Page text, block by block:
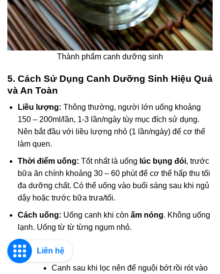
Thành phẩm canh dưỡng sinh
5. Cách Sử Dụng Canh Dưỡng Sinh Hiệu Quả
và An Toàn
Liều lượng: Thông thường, người lớn uống khoảng
150 – 200ml/lần, 1-3 lần/ngày tùy mục đích sử dụng.
Nên bắt đầu với liều lượng nhỏ (1 lần/ngày) để cơ thể
làm quen.
Thời điểm uống: Tốt nhất là uống lúc bụng đói, trước
bữa ăn chính khoảng 30 – 60 phút để cơ thể hấp thu tối
đa dưỡng chất. Có thể uống vào buổi sáng sau khi ngủ
dậy hoặc trước bữa trưa/tối.
Cách uống: Uống canh khi còn ấm nóng. Không uống
lạnh. Uống từ từ từng ngụm nhỏ.
Bảo quản:
Canh sau khi lọc nên để nguội bớt rồi rót vào
Liên hệ